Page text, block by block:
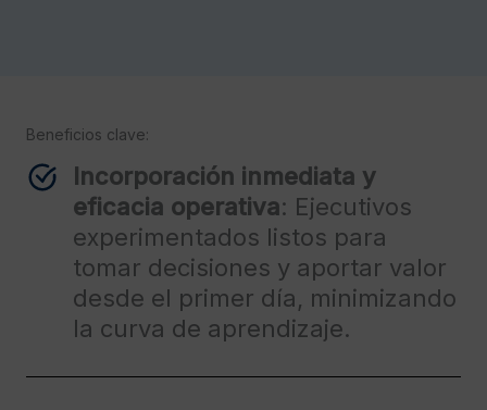
Beneficios clave:
Incorporación inmediata y
eficacia operativa: Ejecutivos
experimentados listos para
tomar decisiones y aportar valor
desde el primer día, minimizando
la curva de aprendizaje.